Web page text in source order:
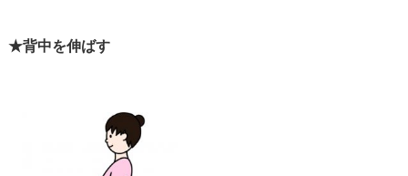
★背中を伸ばす